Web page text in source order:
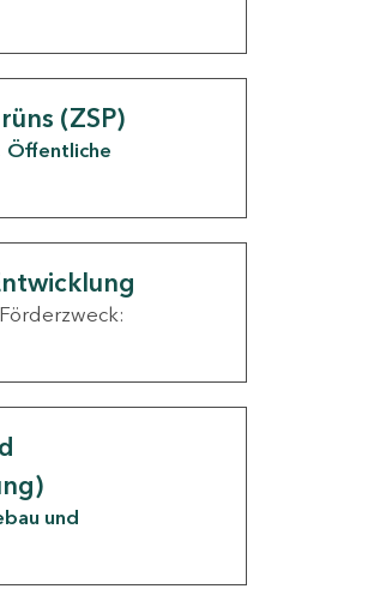
(ZSP)
Öffentliche
Förderzweck:
und